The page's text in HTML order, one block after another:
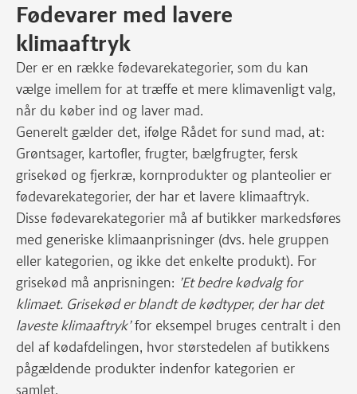
Fødevarer med lavere
klimaaftryk
Der er en række fødevarekategorier, som du kan
vælge imellem for at træffe et mere klimavenligt valg,
når du køber ind og laver mad.
Generelt gælder det, ifølge Rådet for sund mad, at:
Grøntsager, kartofler, frugter, bælgfrugter, fersk
grisekød og fjerkræ, kornprodukter og planteolier er
fødevarekategorier, der har et lavere klimaaftryk.
Disse fødevarekategorier må af butikker markedsføres
med generiske klimaanprisninger (dvs. hele gruppen
eller kategorien, og ikke det enkelte produkt). For
grisekød må anprisningen: ’Et bedre kødvalg for
klimaet. Grisekød er blandt de kødtyper, der har det
laveste klimaaftryk’for eksempel bruges centralt i den
del af kødafdelingen, hvor størstedelen af butikkens
pågældende produkter indenfor kategorien er
samlet.